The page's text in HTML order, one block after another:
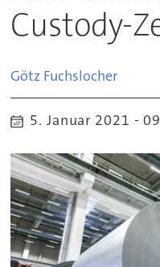
Custody-
Götz Fuchslocher
5. Januar 2021 -